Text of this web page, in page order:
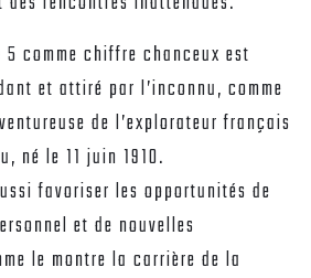
5 comme chiffre chanceux est
et attiré par l’inconnu, comme
de l’explorateur français
né le 11 juin 1910.
favoriser les opportunités de
et de nouvelles
le montre la carrière de la